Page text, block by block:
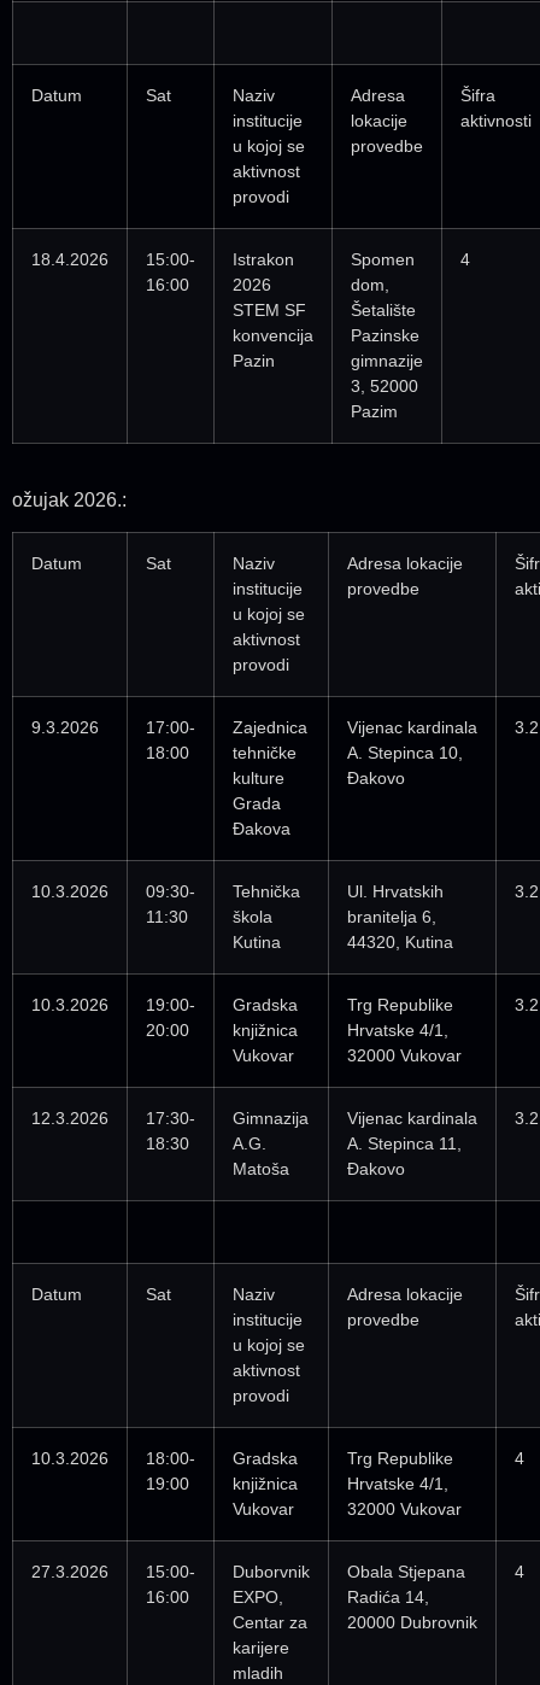
Datum Sat
Naziv
institucije
u kojoj se
aktivnost
provodi
Adresa
lokacije
provedbe
Šifra
aktivnosti
18.4.2026
15:00-
16:00
Istrakon
2026
STEM SF
konvencija
Pazin
Spomen
dom,
Šetalište
Pazinske
gimnazije
3, 52000
Pazim
4
ožujak 2026.:
Datum Sat
Naziv
institucije
u kojoj se
aktivnost
provodi
Adresa lokacije
provedbe
9.3.2026
17:00-
18:00
Zajednica
tehničke
kulture
Grada
Đakova
Vijenac kardinala
A. Stepinca 10,
Đakovo
3.2
10.3.2026
09:30-
11:30
Tehnička
škola
Kutina
Ul. Hrvatskih
branitelja 6,
44320, Kutina
3.2
10.3.2026
19:00-
20:00
Gradska
knjižnica
Vukovar
Trg Republike
Hrvatske 4/1,
32000 Vukovar
3.2
12.3.2026
17:30-
18:30
Gimnazija
A.G.
Matoša
Vijenac kardinala
A. Stepinca 11,
Đakovo
3.2
Datum Sat
Naziv
institucije
u kojoj se
aktivnost
provodi
Adresa lokacije
provedbe
10.3.2026
18:00-
19:00
Gradska
knjižnica
Vukovar
Trg Republike
Hrvatske 4/1,
32000 Vukovar
4
27.3.2026
15:00-
16:00
Duborvnik
EXPO,
Centar za
karijere
mladih
Obala Stjepana
Radića 14,
20000 Dubrovnik
4